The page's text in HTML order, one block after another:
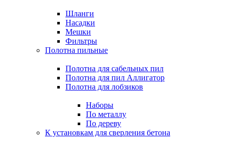
Шланги
Насадки
Мешки
Фильтры
Полотна пильные
Полотна для сабельных пил
Полотна для пил Аллигатор
Полотна для лобзиков
Наборы
По металлу
По дереву
К установкам для сверления бетона